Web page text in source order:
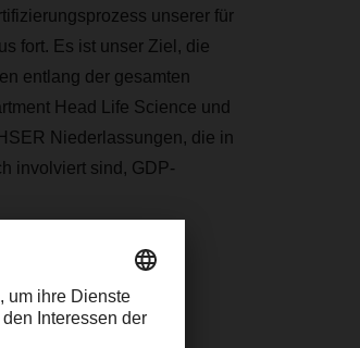
unserer für
fort. Es ist unser Ziel, die
entlang der gesamten
Head Life Science und
Niederlassungen, die in
involviert sind, GDP-
oft temperatur- und